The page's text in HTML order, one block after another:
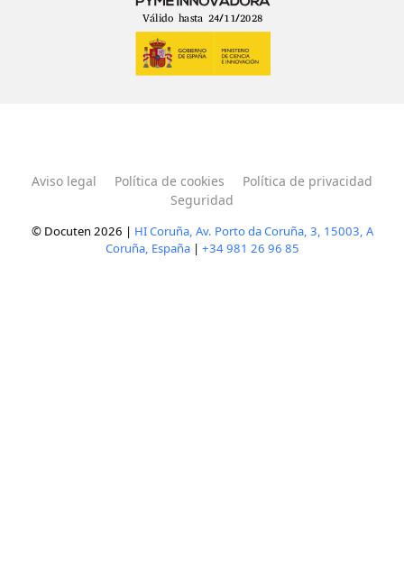
© Docuten 2026 | HI Coruña, Av. Porto da Coruña, 3, 15003, A
Coruña, España| +34 981 26 96 85
Aviso legal Política de cookies
Política de privacidad
Seguridad